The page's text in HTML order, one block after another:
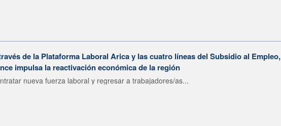
de la Plataforma Laboral Arica y las cuatro líneas del Subsidio al Empleo,
impulsa la reactivación económica de la región
nueva fuerza laboral y regresar a trabajadores/as...